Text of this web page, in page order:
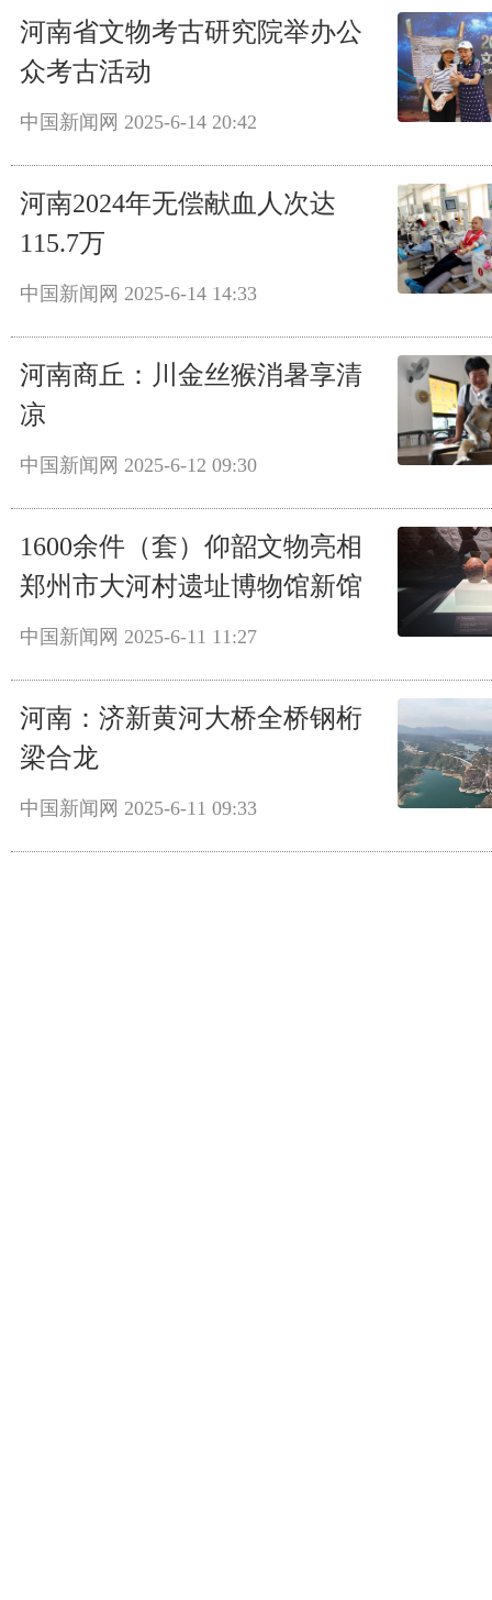
河南省文物考古研究院举办公
众考古活动
中国新闻网 2025-6-14 20:42
河南2024年无偿献血人次达
115.7万
中国新闻网 2025-6-14 14:33
河南商丘：川金丝猴消暑享清
凉
中国新闻网 2025-6-12 09:30
1600余件（套）仰韶文物亮相
郑州市大河村遗址博物馆新馆
中国新闻网 2025-6-11 11:27
河南：济新黄河大桥全桥钢桁
梁合龙
中国新闻网 2025-6-11 09:33